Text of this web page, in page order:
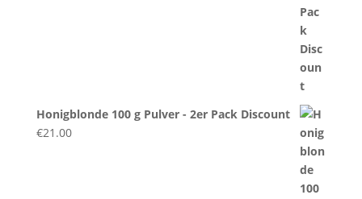
Honigblonde 100 g Pulver - 2er Pack Discount
€21.00